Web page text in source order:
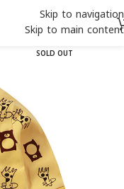
Skip to navigation
Skip to main content
SOLD OUT